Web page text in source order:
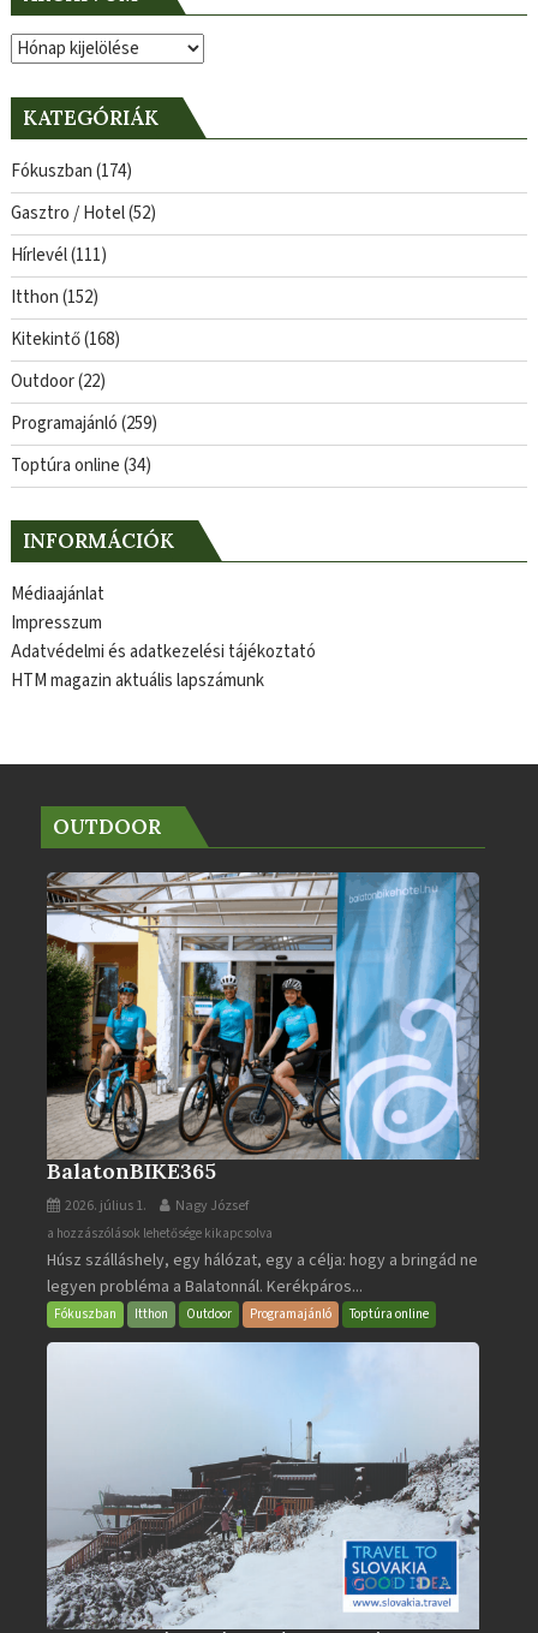
Archívum
KATEGÓRIÁK
Fókuszban(174)
Gasztro / Hotel(52)
Hírlevél(111)
Itthon(152)
Kitekintő(168)
Outdoor(22)
Programajánló(259)
Toptúra online(34)
INFORMÁCIÓK
Médiaajánlat
Impresszum
Adatvédelmi és adatkezelési tájékoztató
HTM magazin aktuális lapszámunk
OUTDOOR
BalatonBIKE365
2026. július 1. Nagy József
BalatonBIKE365
bejegyzéshez
a hozzászólások lehetősége kikapcsolva
Húsz szálláshely, egy hálózat, egy a célja: hogy a bringád ne
legyen probléma a Balatonnál. Kerékpáros...
Fókuszban Itthon Outdoor Programajánló Toptúra online